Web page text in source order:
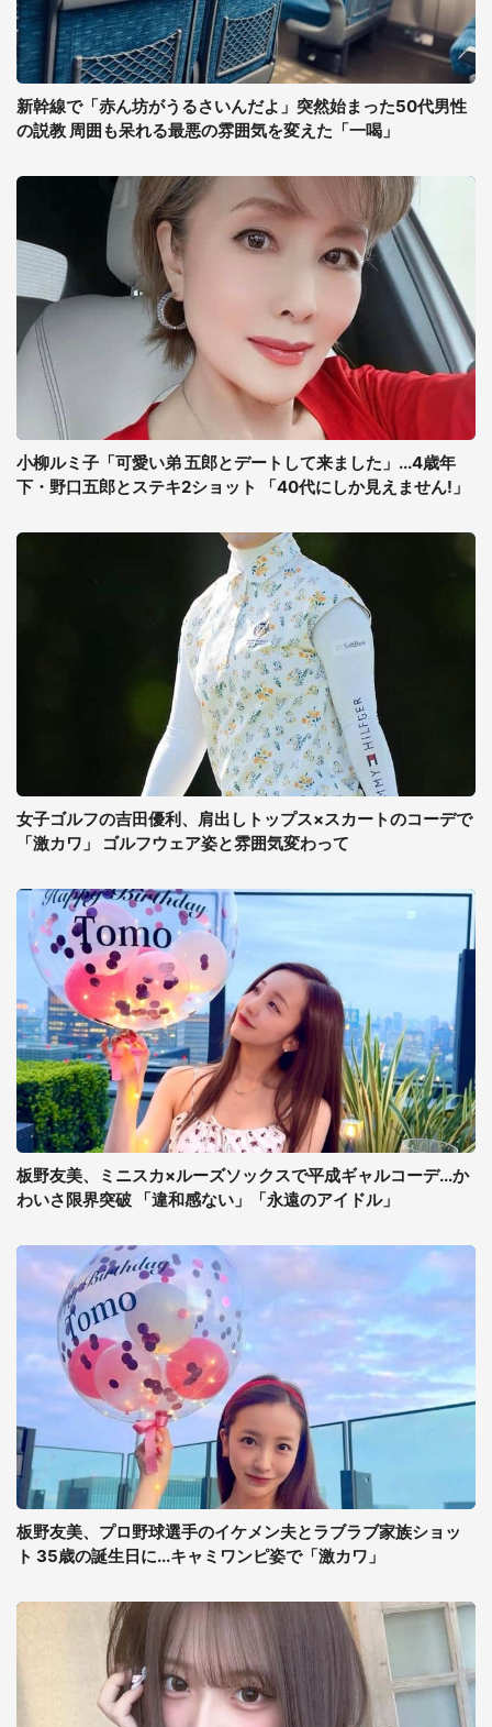
新幹線で「赤ん坊がうるさいんだよ」突然始まった50代男性
の説教 周囲も呆れる最悪の雰囲気を変えた「一喝」
小柳ルミ子「可愛い弟 五郎とデートして来ました」...4歳年
下・野口五郎とステキ2ショット 「40代にしか見えません!」
女子ゴルフの吉田優利、肩出しトップス×スカートのコーデで
「激カワ」 ゴルフウェア姿と雰囲気変わって
板野友美、ミニスカ×ルーズソックスで平成ギャルコーデ...か
わいさ限界突破 「違和感ない」「永遠のアイドル」
板野友美、プロ野球選手のイケメン夫とラブラブ家族ショッ
ト 35歳の誕生日に...キャミワンピ姿で「激カワ」